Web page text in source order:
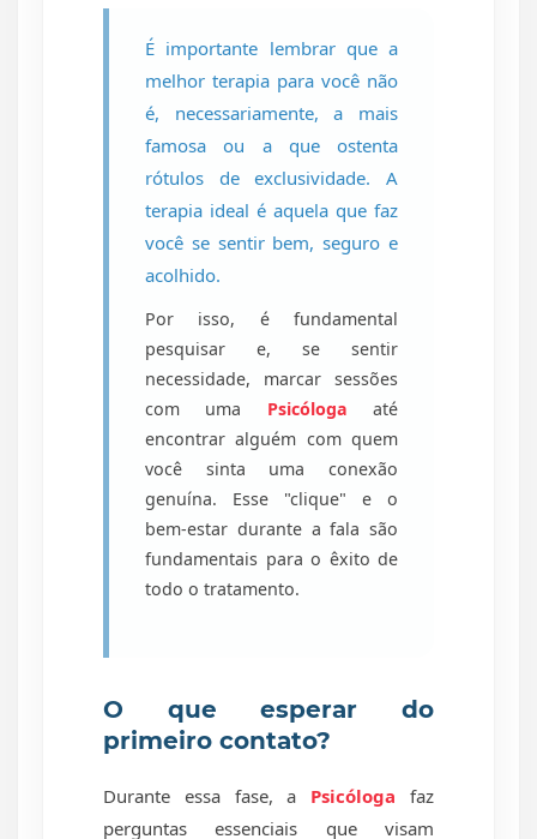
É importante lembrar que a
melhor terapia para você não
é, necessariamente, a mais
famosa ou a que ostenta
rótulos de exclusividade. A
terapia ideal é aquela que faz
você se sentir bem, seguro e
acolhido.
Por isso, é fundamental
pesquisar e, se sentir
necessidade, marcar sessões
com uma Psicóloga até
encontrar alguém com quem
você sinta uma conexão
genuína. Esse "clique" e o
bem-estar durante a fala são
fundamentais para o êxito de
todo o tratamento.
O que esperar do
primeiro contato?
Durante essa fase, a Psicóloga faz
perguntas essenciais que visam